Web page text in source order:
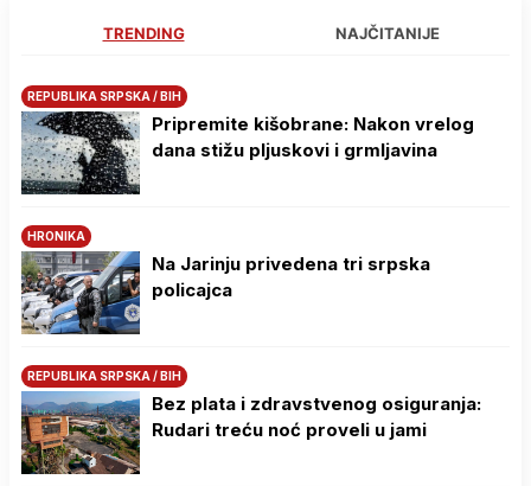
TRENDING NAJČITANIJE
REPUBLIKA SRPSKA / BIH
Pripremite kišobrane: Nakon vrelog
dana stižu pljuskovi i grmljavina
HRONIKA
Na Јarinju privedena tri srpska
policajca
REPUBLIKA SRPSKA / BIH
Bez plata i zdravstvenog osiguranja:
Rudari treću noć proveli u jami